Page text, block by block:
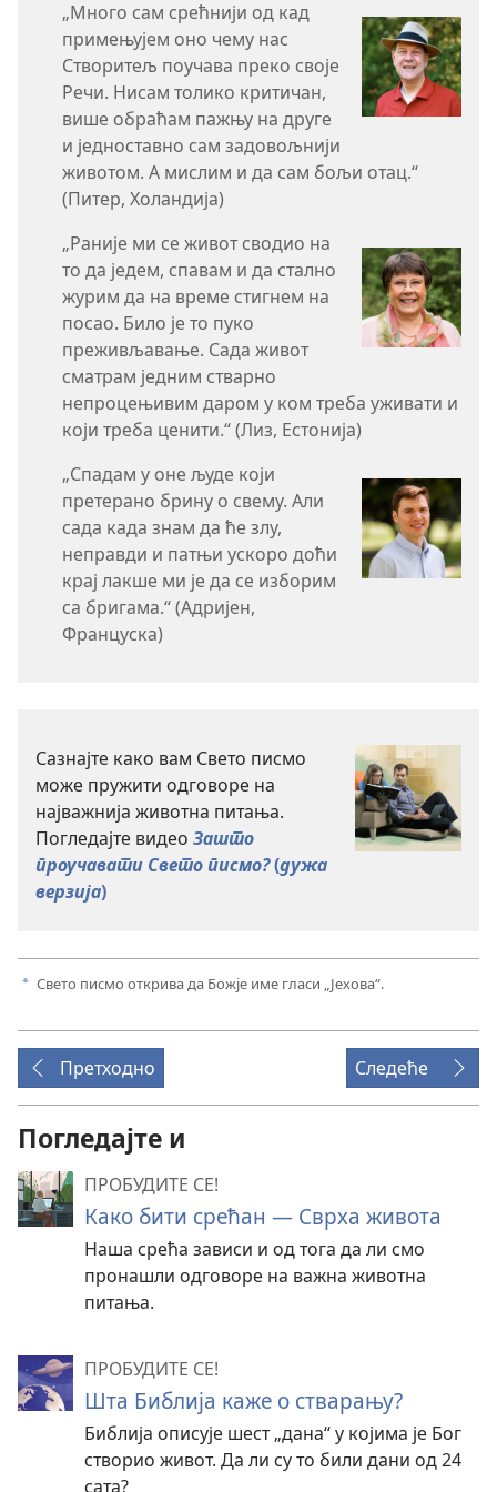
„Много сам срећнији од кад
примењујем оно чему нас
Створитељ поучава преко своје
Речи. Нисам толико критичан,
више обраћам пажњу на друге
и једноставно сам задовољнији
животом. А мислим и да сам бољи отац.“
(Питер, Холандија)
„Раније ми се живот сводио на
то да једем, спавам и да стално
журим да на време стигнем на
посао. Било је то пуко
преживљавање. Сада живот
сматрам једним стварно
непроцењивим даром у ком треба уживати и
који треба ценити.“ (Лиз, Естонија)
„Спадам у оне људе који
претерано брину о свему. Али
сада када знам да ће злу,
неправди и патњи ускоро доћи
крај лакше ми је да се изборим
са бригама.“ (Адријен,
Француска)
Сазнајте како вам Свето писмо
може пружити одговоре на
најважнија животна питања.
Погледајте видео Зашто
проучавати Свето писмо?(дужа
верзија)
a Свето писмо открива да Божје име гласи „Јехова“.
Претходно Следеће
Погледајте и
ПРОБУДИТЕ СЕ!
Како бити срећан — Сврха живота
Наша срећа зависи и од тога да ли смо
пронашли одговоре на важна животна
питања.
ПРОБУДИТЕ СЕ!
Шта Библија каже о стварању?
Библија описује шест „дана“ у којима је Бог
створио живот. Да ли су то били дани од 24
сата?